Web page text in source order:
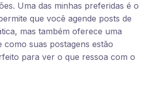
Uma das minhas preferidas é o
que você agende posts de
mas também oferece uma
como suas postagens estão
para ver o que ressoa com o